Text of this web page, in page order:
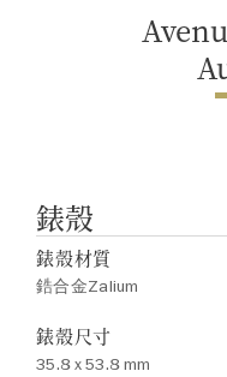
錶殼
錶殼材質
鋯合金Zalium
錶殼尺寸
35.8 x 53.8 mm